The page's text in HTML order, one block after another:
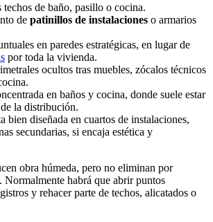
techos de baño, pasillo o cocina.
de patinillos de instalaciones o armarios
en paredes estratégicas, en lugar de
por toda la vivienda.
ocultos tras muebles, zócalos técnicos
en baños y cocina, donde suele estar
la distribución.
bien diseñada en cuartos de instalaciones,
secundarias, si encaja estética y
obra húmeda, pero no eliminan por
Normalmente habrá que abrir puntos
y rehacer parte de techos, alicatados o